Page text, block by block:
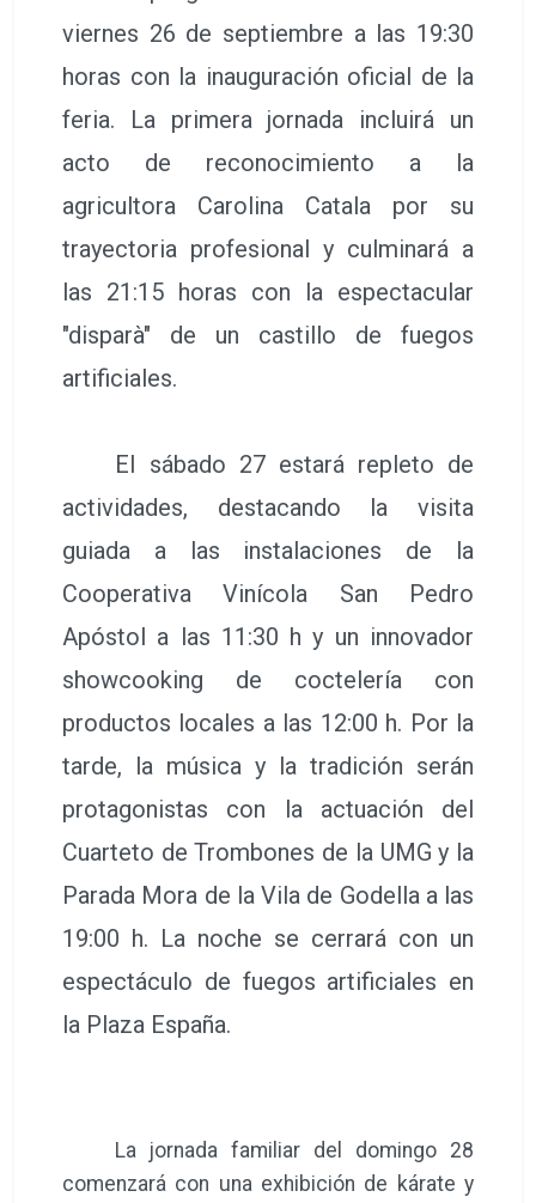
viernes 26 de septiembre a las 19:30
horas con la inauguración oficial de la
feria. La primera jornada incluirá un
acto de reconocimiento a la
agricultora Carolina Catala por su
trayectoria profesional y culminará a
las 21:15 horas con la espectacular
"disparà" de un castillo de fuegos
artificiales.
El sábado 27 estará repleto de
actividades, destacando la visita
guiada a las instalaciones de la
Cooperativa Vinícola San Pedro
Apóstol a las 11:30 h y un innovador
showcooking de coctelería con
productos locales a las 12:00 h. Por la
tarde, la música y la tradición serán
protagonistas con la actuación del
Cuarteto de Trombones de la UMG y la
Parada Mora de la Vila de Godella a las
19:00 h. La noche se cerrará con un
espectáculo de fuegos artificiales en
la Plaza España.
La jornada familiar del domingo 28
comenzará con una exhibición de kárate y